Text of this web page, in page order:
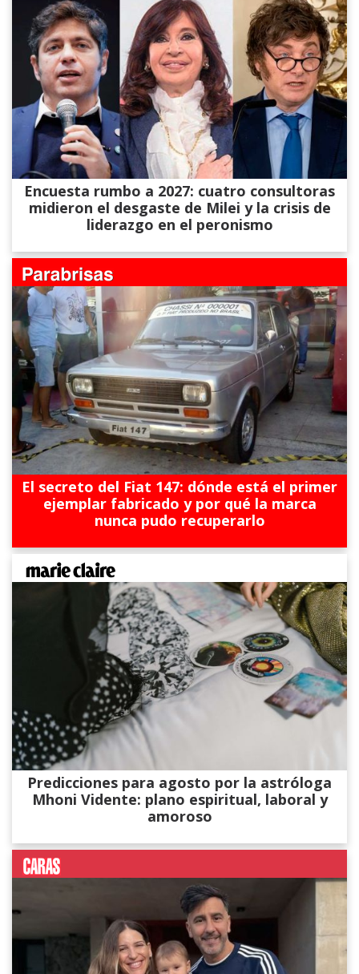
Encuesta rumbo a 2027: cuatro consultoras
midieron el desgaste de Milei y la crisis de
liderazgo en el peronismo
El secreto del Fiat 147: dónde está el primer
ejemplar fabricado y por qué la marca
nunca pudo recuperarlo
Predicciones para agosto por la astróloga
Mhoni Vidente: plano espiritual, laboral y
amoroso